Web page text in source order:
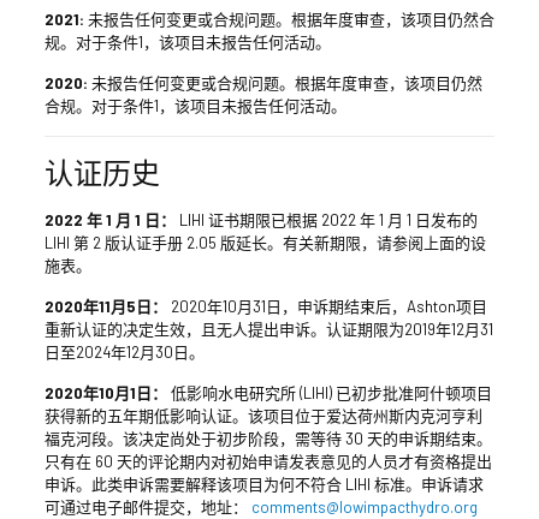
2021: 未报告任何变更或合规问题。根据年度审查，该项目仍然合
规。对于条件1，该项目未报告任何活动。
2020: 未报告任何变更或合规问题。根据年度审查，该项目仍然
合规。对于条件1，该项目未报告任何活动。
认证历史
2022 年 1 月 1 日：
LIHI 证书期限已根据 2022 年 1 月 1 日发布的
LIHI 第 2 版认证手册 2.05 版延长。有关新期限，请参阅上面的设
施表。
2020年11月5日：
2020年10月31日，申诉期结束后，Ashton项目
重新认证的决定生效，且无人提出申诉。认证期限为2019年12月31
日至2024年12月30日。
2020年10月1日：
低影响水电研究所 (LIHI) 已初步批准阿什顿项目
获得新的五年期低影响认证。该项目位于爱达荷州斯内克河亨利
福克河段。该决定尚处于初步阶段，需等待 30 天的申诉期结束。
只有在 60 天的评论期内对初始申请发表意见的人员才有资格提出
申诉。此类申诉需要解释该项目为何不符合 LIHI 标准。申诉请求
可通过电子邮件提交，地址： comments@lowimpacthydro.org